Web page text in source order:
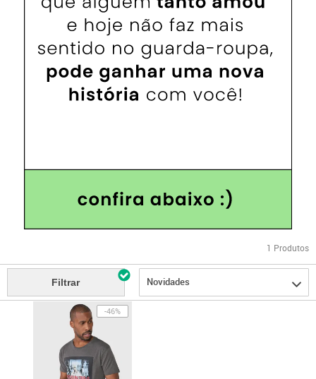
1 Produtos
Filtrar Novidades
-46%